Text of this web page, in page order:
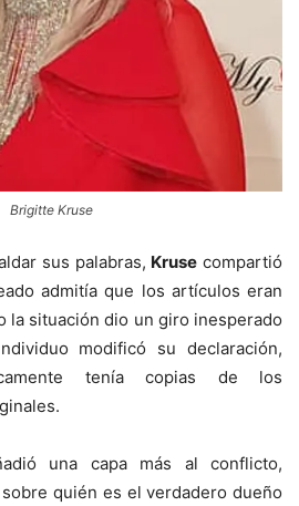
Brigitte Kruse
sus palabras, Kruse compartió
admitía que los artículos eran
la situación dio un giro inesperado
modificó su declaración,
tenía copias de los
una capa más al conflicto,
quién es el verdadero dueño